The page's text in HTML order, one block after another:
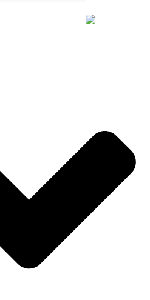
Portail client